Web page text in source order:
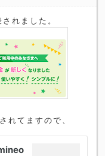
れました。
れてますので、